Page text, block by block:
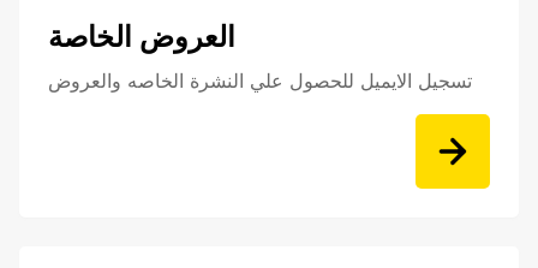
العروض الخاصة
تسجيل الايميل للحصول علي النشرة الخاصه والعروض